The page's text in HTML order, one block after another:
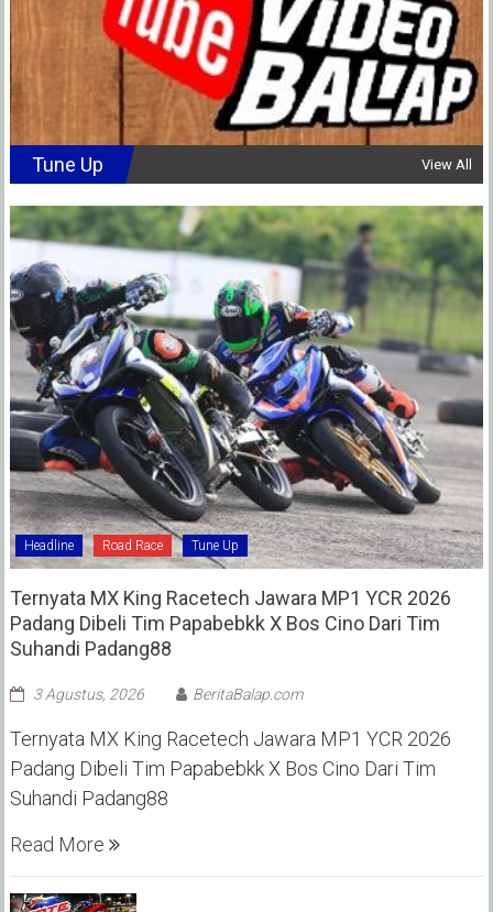
Tune Up View All
Headline Road Race Tune Up
Ternyata MX King Racetech Jawara MP1 YCR 2026
Padang Dibeli Tim Papabebkk X Bos Cino Dari Tim
Suhandi Padang88
3 Agustus, 2026 BeritaBalap.com
Ternyata MX King Racetech Jawara MP1 YCR 2026
Padang Dibeli Tim Papabebkk X Bos Cino Dari Tim
Suhandi Padang88
Read More